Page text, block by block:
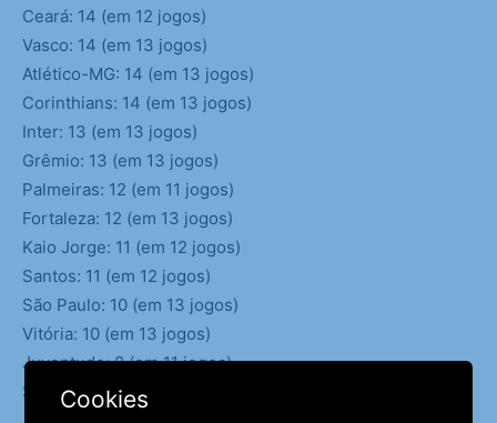
Ceará: 14 (em 12 jogos)
Vasco: 14 (em 13 jogos)
Atlético-MG: 14 (em 13 jogos)
Corinthians: 14 (em 13 jogos)
Inter: 13 (em 13 jogos)
Grêmio: 13 (em 13 jogos)
Palmeiras: 12 (em 11 jogos)
Fortaleza: 12 (em 13 jogos)
Kaio Jorge: 11 (em 12 jogos)
Santos: 11 (em 12 jogos)
São Paulo: 10 (em 13 jogos)
Vitória: 10 (em 13 jogos)
Juventude: 8 (em 11 jogos)
Sport: 5 (em 11 jogos)
Cookies